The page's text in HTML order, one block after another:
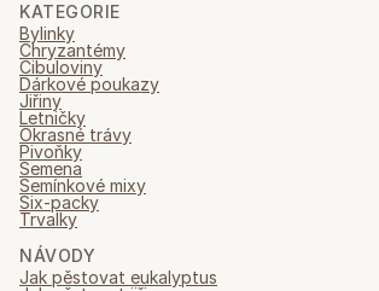
KATEGORIE
Bylinky
Chryzantémy
Cibuloviny
Dárkové poukazy
Jiřiny
Letničky
Okrasné trávy
Pivoňky
Semena
Semínkové mixy
Six-packy
Trvalky
NÁVODY
Jak pěstovat eukalyptus